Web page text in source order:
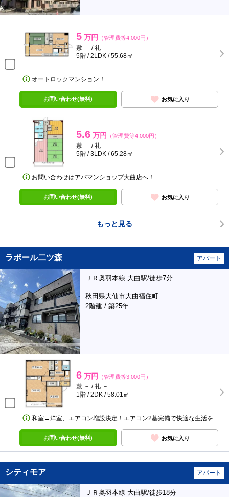
5 万円 （管理費等4,000円）
敷 － / 礼 －
5階 / 2LDK / 55.68㎡
オートロックマンション！
お問い合わせ(無料) お気に入り
5.6 万円 （管理費等4,000円）
敷 － / 礼 －
5階 / 3LDK / 65.28㎡
お問い合わせはアパマンショップ大曲店へ！
お問い合わせ(無料) お気に入り
もっと見る
ラポール二ツ森 アパート
ＪＲ奥羽本線 大曲駅/徒歩7分
秋田県大仙市大曲福住町
2階建 / 築25年
6 万円 （管理費等3,000円）
敷 － / 礼 －
1階 / 2DK / 58.01㎡
和室→洋室、エアコン増設決定！エアコン2基完備で快適な生活を
お問い合わせ(無料) お気に入り
シティモア アパート
ＪＲ奥羽本線 大曲駅/徒歩18分